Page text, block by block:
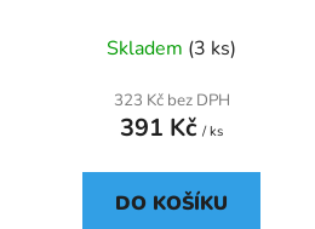
smajlíky
Skladem (3 ks)
323 Kč bez DPH
391 Kč/ ks
DO KOŠÍKU